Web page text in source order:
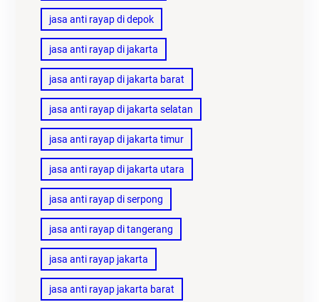
jasa anti rayap di depok
jasa anti rayap di jakarta
jasa anti rayap di jakarta barat
jasa anti rayap di jakarta selatan
jasa anti rayap di jakarta timur
jasa anti rayap di jakarta utara
jasa anti rayap di serpong
jasa anti rayap di tangerang
jasa anti rayap jakarta
jasa anti rayap jakarta barat